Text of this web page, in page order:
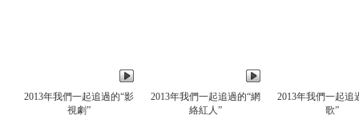
2013年我們一起追過的“影
視劇”
2013年我們一起追過的“網
絡紅人”
2013年我們一起追
歌”